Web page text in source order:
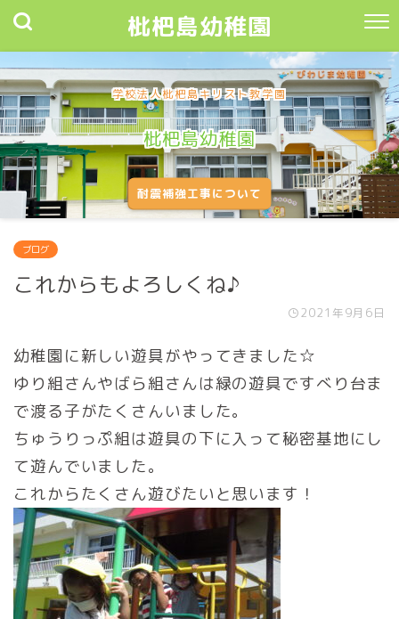
枇杷島幼稚園
学校法人枇杷島キリスト教学園
枇杷島幼稚園
耐震補強工事について
ブログ
これからもよろしくね♪
2021年9月6日
幼稚園に新しい遊具がやってきました☆
ゆり組さんやばら組さんは緑の遊具ですべり台ま
で渡る子がたくさんいました。
ちゅうりっぷ組は遊具の下に入って秘密基地にし
て遊んでいました。
これからたくさん遊びたいと思います！